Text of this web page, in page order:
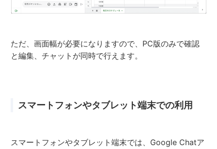
ただ、画面幅が必要になりますので、PC版のみで確認
と編集、チャットが同時で行えます。
スマートフォンやタブレット端末での利用
スマートフォンやタブレット端末では、Google Chatア